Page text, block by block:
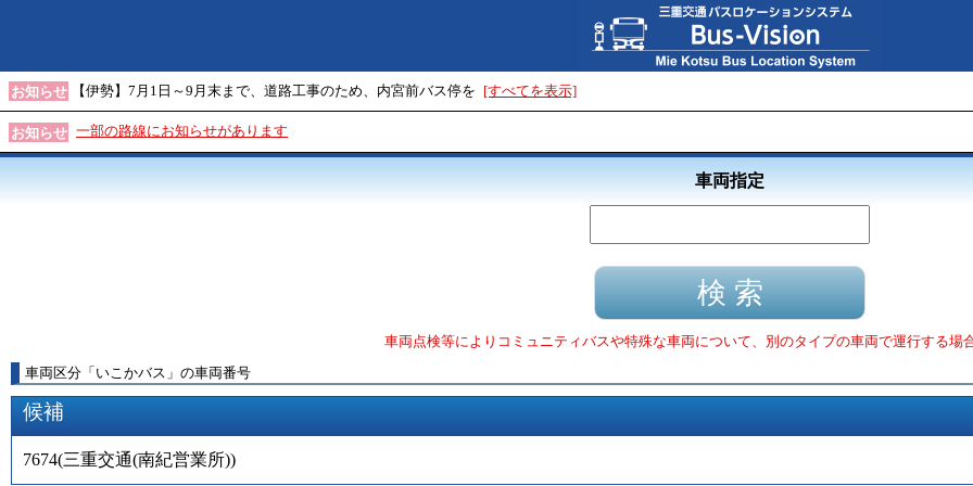
お知らせ 【伊勢】7月1日～9月末まで、道路工事のため、内宮前バス停を [すべてを表示]
お知らせ 一部の路線にお知らせがあります
車両指定
車両点検等によりコミュニティバスや特殊な車両について、別のタイプの車両で運行する場
車両区分 「 いこかバス 」 の車両番号
候補
7674(三重交通(南紀営業所))